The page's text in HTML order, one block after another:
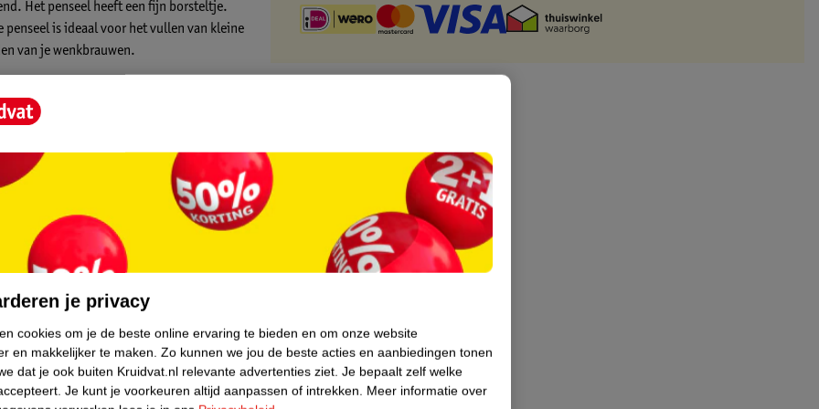
Het penseel heeft een fijn borsteltje.
is ideaal voor het vullen van kleine
van je wenkbrauwen.
je privacy
cookies om je de beste online ervaring te bieden en om onze website
en makkelijker te maken. Zo kunnen we jou de beste acties en aanbiedingen tonen
dat je ook buiten Kruidvat.nl relevante advertenties ziet. Je bepaalt zelf welke
Je kunt je voorkeuren altijd aanpassen of intrekken. Meer informatie over